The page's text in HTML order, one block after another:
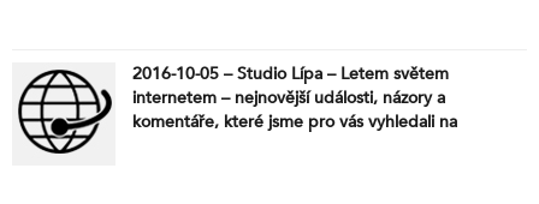
2016-10-05 – Studio Lípa – Letem světem
internetem – nejnovější události, názory a
komentáře, které jsme pro vás vyhledali na